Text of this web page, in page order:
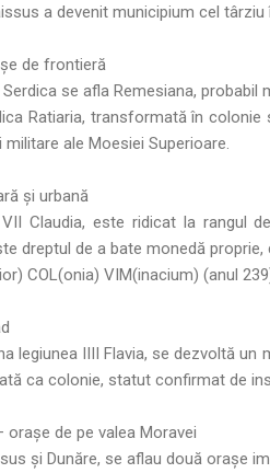
a devenit municipium cel târziu
de frontieră
se afla Remesiana, probabil
Ratiaria, transformată în
ale Moesiei Superioare.
și urbană
Claudia, este ridicat la rangul
dreptul de a bate monedă proprie,
COL(onia) VIM(inacium) (anul
legiunea IIII Flavia, se dezvoltă
ca colonie, statut confirmat de
de pe valea Moravei
și Dunăre, se aflau două orașe